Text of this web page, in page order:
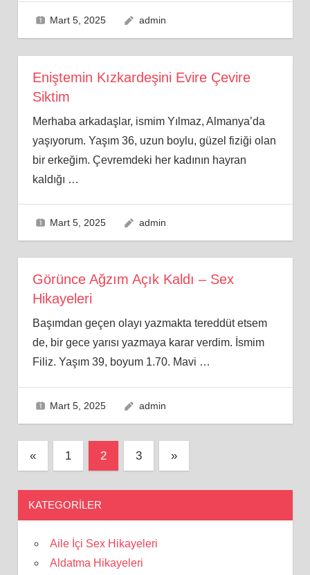
Mart 5, 2025 admin
Eniştemin Kızkardeşini Evire Çevire
Siktim
Merhaba arkadaşlar, ismim Yılmaz, Almanya’da
yaşıyorum. Yaşım 36, uzun boylu, güzel fiziği olan
bir erkeğim. Çevremdeki her kadının hayran
kaldığı …
Mart 5, 2025 admin
Görünce Ağzım Açık Kaldı – Sex
Hikayeleri
Başımdan geçen olayı yazmakta tereddüt etsem
de, bir gece yarısı yazmaya karar verdim. İsmim
Filiz. Yaşım 39, boyum 1.70. Mavi …
Mart 5, 2025 admin
Yazı
«Previous
Posts
1 2 3
Next
Posts
»
KATEGORILER
Aile İçi Sex Hikayeleri
Aldatma Hikayeleri